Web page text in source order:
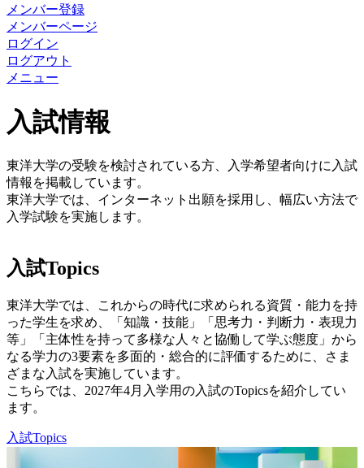
メンバー登録
メンバーページ
ログイン
ログアウト
メニュー
入試情報
東洋大学の受験を検討されている方、入学希望者向けに入試
情報を掲載しています。
東洋大学では、インターネット出願を採用し、幅広い方法で
入学試験を実施します。
入試Topics
東洋大学では、これからの時代に求められる資質・能力を持
った学生を求め、「知識・技能」「思考力・判断力・表現力
等」「主体性を持って多様な人々と協働して学ぶ態度」から
なる学力の3要素を多面的・総合的に評価するために、さま
ざまな入試を実施しています。
こちらでは、2027年4月入学用の入試のTopicsを紹介してい
ます。
入試Topics